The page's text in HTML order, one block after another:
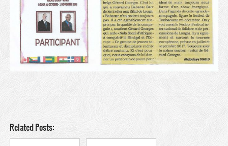
Related Posts: